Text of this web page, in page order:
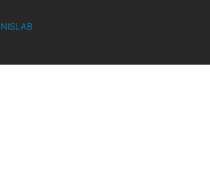
NISLAB